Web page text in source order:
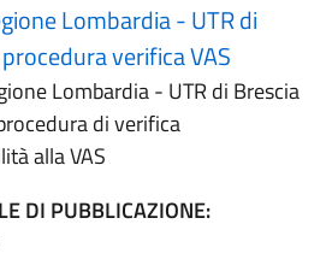
Lombardia - UTR di
verifica VAS
Lombardia - UTR di Brescia
di verifica
alla VAS
DI PUBBLICAZIONE: